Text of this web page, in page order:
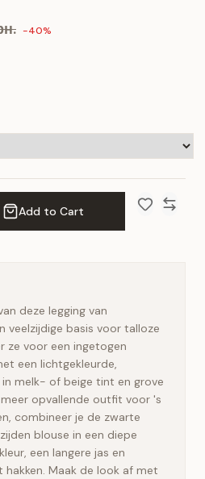
-40%
Add to Cart
deze legging van
veelzijdige basis voor talloze
ze voor een ingetogen
een lichtgekleurde,
melk- of beige tint en grove
opvallende outfit voor 's
combineer je de zwarte
blouse in een diepe
een langere jas en
hakken. Maak de look af met